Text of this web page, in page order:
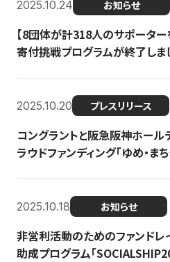
2025.10.24 お知らせ
【8団体が計318人のサポーター
寄付挑戦プログラムが終了しま
2025.10.20 プレスリリース
コングラントと阪急阪神ホール
ラウドファンディング「ゆめ・ま
2025.10.18 お知らせ
非営利活動のためのファンドレ
助成プログラム「